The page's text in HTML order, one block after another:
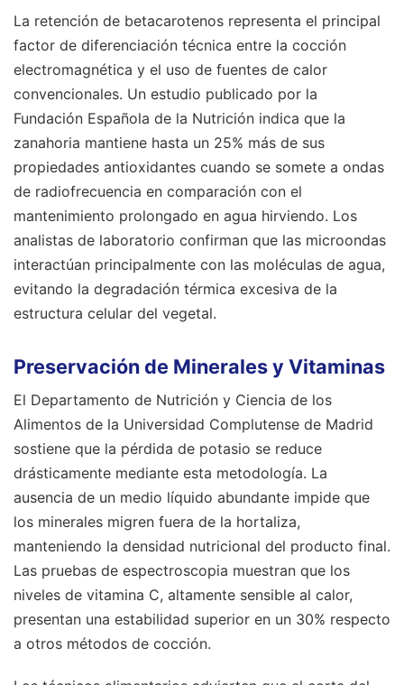
La retención de betacarotenos representa el principal
factor de diferenciación técnica entre la cocción
electromagnética y el uso de fuentes de calor
convencionales. Un estudio publicado por la
Fundación Española de la Nutrición indica que la
zanahoria mantiene hasta un 25% más de sus
propiedades antioxidantes cuando se somete a ondas
de radiofrecuencia en comparación con el
mantenimiento prolongado en agua hirviendo. Los
analistas de laboratorio confirman que las microondas
interactúan principalmente con las moléculas de agua,
evitando la degradación térmica excesiva de la
estructura celular del vegetal.
Preservación de Minerales y Vitaminas
El Departamento de Nutrición y Ciencia de los
Alimentos de la Universidad Complutense de Madrid
sostiene que la pérdida de potasio se reduce
drásticamente mediante esta metodología. La
ausencia de un medio líquido abundante impide que
los minerales migren fuera de la hortaliza,
manteniendo la densidad nutricional del producto final.
Las pruebas de espectroscopia muestran que los
niveles de vitamina C, altamente sensible al calor,
presentan una estabilidad superior en un 30% respecto
a otros métodos de cocción.